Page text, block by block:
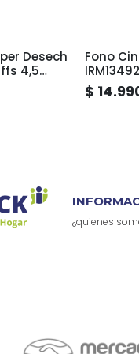
Desech
4,5
Fono
$
¿quienes